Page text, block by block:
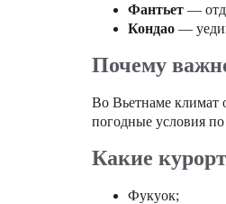
Фантьет —
Кондао —
Почему
Во Вьетнаме климат
погодные условия по
Какие
Фукуок;